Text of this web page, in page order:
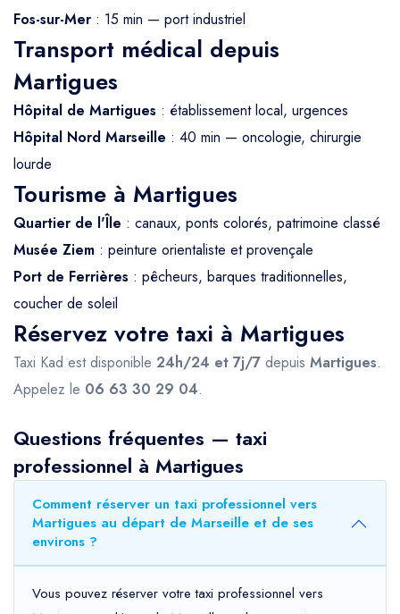
Fos-sur-Mer : 15 min — port industriel
Transport médical depuis
Martigues
Hôpital de Martigues : établissement local, urgences
Hôpital Nord Marseille : 40 min — oncologie, chirurgie
lourde
Tourisme à Martigues
Quartier de l'Île : canaux, ponts colorés, patrimoine classé
Musée Ziem : peinture orientaliste et provençale
Port de Ferrières : pêcheurs, barques traditionnelles,
coucher de soleil
Réservez votre taxi à Martigues
Taxi Kad est disponible 24h/24 et 7j/7 depuis Martigues.
Appelez le 06 63 30 29 04.
Questions fréquentes — taxi
professionnel à Martigues
Comment réserver un taxi professionnel vers
Martigues au départ de Marseille et de ses
environs ?
Vous pouvez réserver votre taxi professionnel vers